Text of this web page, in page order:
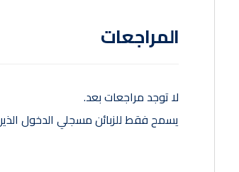
المراجعات
لا توجد مراجعات بعد.
يسمح فقط للزبائن مسجلي الدخول